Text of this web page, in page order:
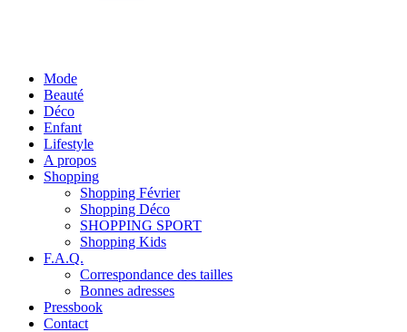
Mode
Beauté
Déco
Enfant
Lifestyle
A propos
Shopping
Shopping Février
Shopping Déco
SHOPPING SPORT
Shopping Kids
F.A.Q.
Correspondance des tailles
Bonnes adresses
Pressbook
Contact